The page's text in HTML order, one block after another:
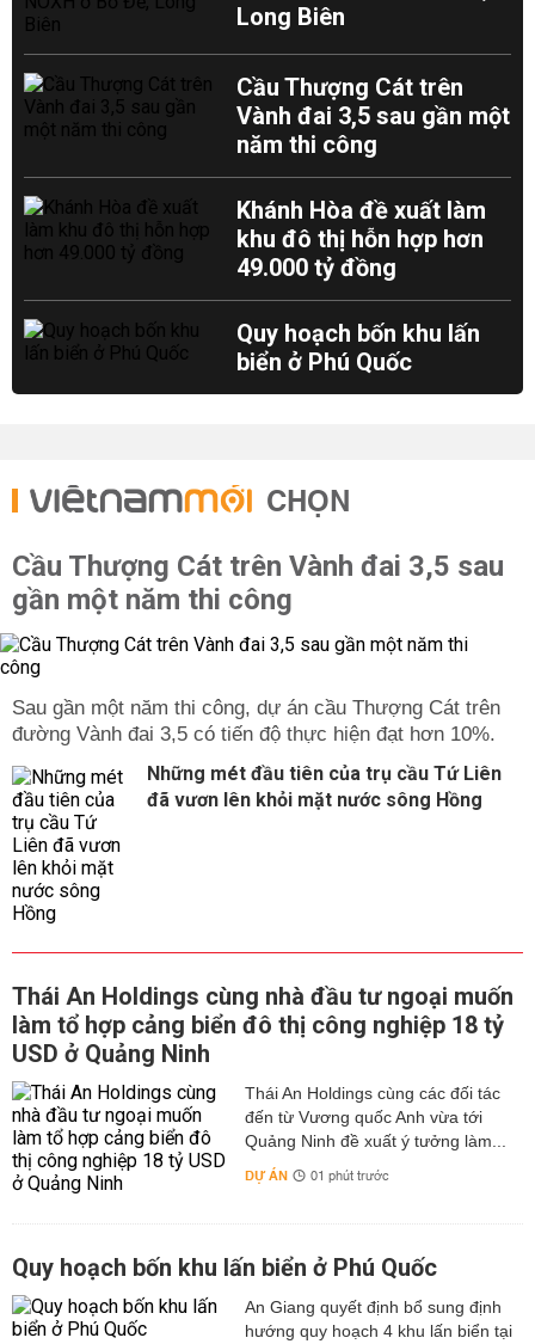
Long Biên
Cầu Thượng Cát trên
Vành đai 3,5 sau gần một
năm thi công
Khánh Hòa đề xuất làm
khu đô thị hỗn hợp hơn
49.000 tỷ đồng
Quy hoạch bốn khu lấn
biển ở Phú Quốc
CHỌN
Cầu Thượng Cát trên Vành đai 3,5 sau
gần một năm thi công
Sau gần một năm thi công, dự án cầu Thượng Cát trên
đường Vành đai 3,5 có tiến độ thực hiện đạt hơn 10%.
Những mét đầu tiên của trụ cầu Tứ Liên
đã vươn lên khỏi mặt nước sông Hồng
Thái An Holdings cùng nhà đầu tư ngoại muốn
làm tổ hợp cảng biển đô thị công nghiệp 18 tỷ
USD ở Quảng Ninh
Thái An Holdings cùng các đối tác
đến từ Vương quốc Anh vừa tới
Quảng Ninh đề xuất ý tưởng làm...
DỰ ÁN 01 phút trước
Quy hoạch bốn khu lấn biển ở Phú Quốc
An Giang quyết định bổ sung định
hướng quy hoạch 4 khu lấn biển tại